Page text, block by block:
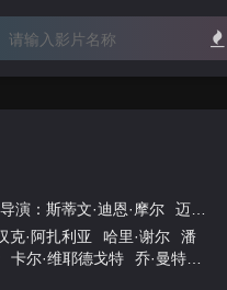
导演：斯蒂文·迪恩·摩尔 迈克·B·安德森
克·阿扎利亚 哈里·谢尔
潘
卡尔·维耶德戈特
乔·曼特